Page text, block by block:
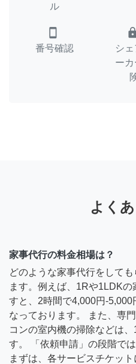
ル
smartphone
番号確認
シ
ー
よく
家事代行の料金相場は？
どのような家事代行をして
ます。例えば、1Rや1LDK
すと、2時間で4,000円-
なっております。 また、専
コンの室内機の掃除などは
す。 「依頼申請」の段階で
まずは、各サービスチケッ